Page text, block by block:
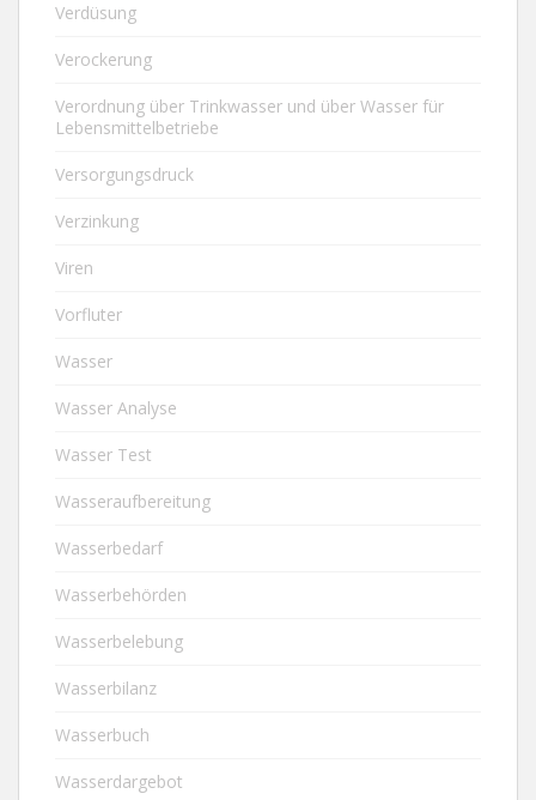
Verdüsung
Verockerung
Verordnung über Trinkwasser und über Wasser für
Lebensmittelbetriebe
Versorgungsdruck
Verzinkung
Viren
Vorfluter
Wasser
Wasser Analyse
Wasser Test
Wasseraufbereitung
Wasserbedarf
Wasserbehörden
Wasserbelebung
Wasserbilanz
Wasserbuch
Wasserdargebot